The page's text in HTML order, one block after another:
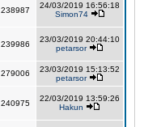
238987
24/03/2019 16:56:18
Simon74
239986
23/03/2019 20:44:10
petarsor
279006
23/03/2019 15:13:52
petarsor
240975
22/03/2019 13:59:26
Hakun